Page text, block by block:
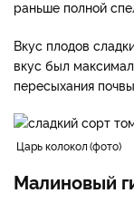
раньше полной
Вкус плодов
вкус был
пересыхания
Царь колокол фото
Малиновый